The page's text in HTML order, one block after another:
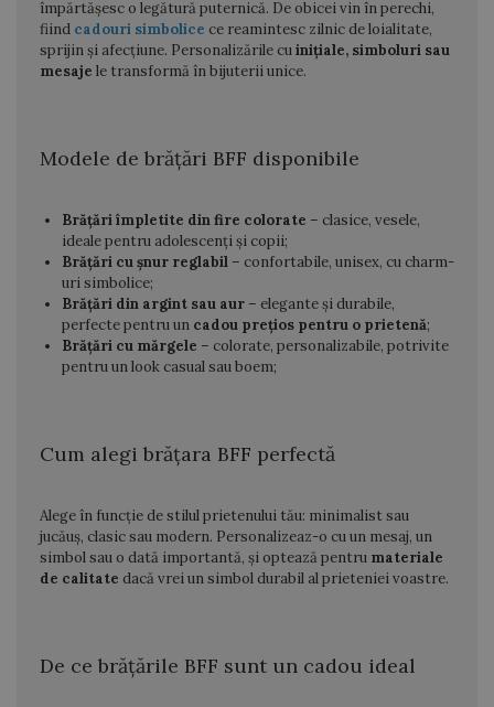
împărtășesc o legătură puternică. De obicei vin în perechi,
fiind cadouri simbolice ce reamintesc zilnic de loialitate,
sprijin și afecțiune. Personalizările cuinițiale, simboluri sau
mesaje le transformă în bijuterii unice.
Modele de brățări BFF disponibile
Brățări împletite din fire colorate – clasice, vesele,
ideale pentru adolescenți și copii;
Brățări cu șnur reglabil– confortabile, unisex, cu charm-
uri simbolice;
Brățări din argint sau aur– elegante și durabile,
perfecte pentru un cadou prețios pentru o prietenă;
Brățări cu mărgele – colorate, personalizabile, potrivite
pentru un look casual sau boem;
Cum alegi brățara BFF perfectă
Alege în funcție de stilul prietenului tău: minimalist sau
jucăuș, clasic sau modern. Personalizeaz-o cu un mesaj, un
simbol sau o dată importantă, și optează pentru materiale
de calitate dacă vrei un simbol durabil al prieteniei voastre.
De ce brățările BFF sunt un cadou ideal